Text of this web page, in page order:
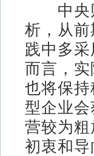
中央财
析，从
践中多
而言，
也将保
型企业
营较为
初衷和导